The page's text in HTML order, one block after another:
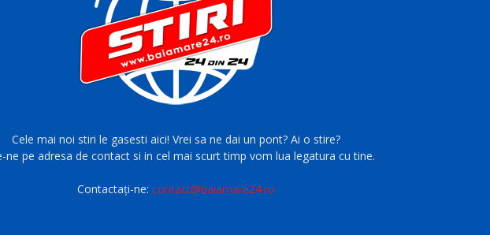
Cele mai noi stiri le gasesti aici! Vrei sa ne dai un pont? Ai o stire?
ne pe adresa de contact si in cel mai scurt timp vom lua legatura cu tine.
Contactați-ne:contact@baiamare24.ro